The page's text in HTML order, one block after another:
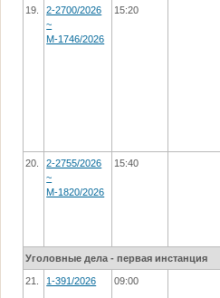
19.
2-2700/2026
~
М-1746/2026
15:20
20.
2-2755/2026
~
М-1820/2026
15:40
Уголовные дела - первая инстанция
21. 1-391/2026 09:00